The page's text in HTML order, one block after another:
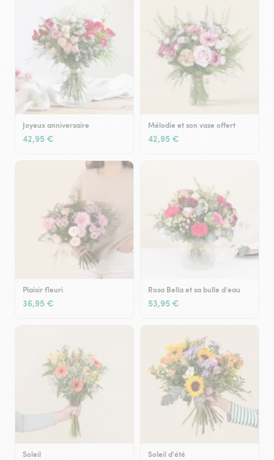
Joyeux anniversaire
42,95 €
Mélodie et son vase offert
42,95 €
Plaisir fleuri
36,95 €
Rosa Bella et sa bulle d'eau
53,95 €
Soleil Soleil d'été